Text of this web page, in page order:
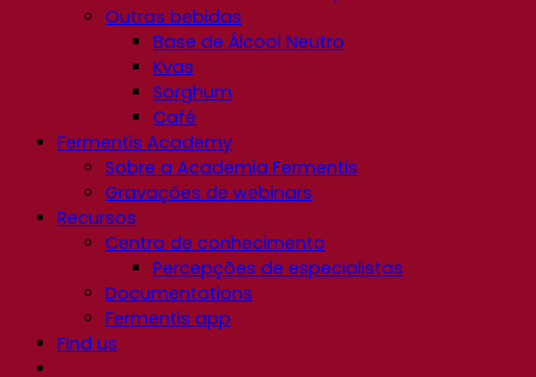
Outras bebidas
Base de Álcool Neutro
Kvas
Sorghum
Café
Fermentis Academy
Sobre a Academia Fermentis
Gravações de webinars
Recursos
Centro de conhecimento
Percepções de especialistas
Documentations
Fermentis app
Find us